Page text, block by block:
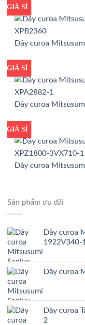
GIÁ TỐT
GIÁ SỈ
Dây curoa
GIÁ TỐT
GIÁ SỈ
Dây curoa
GIÁ TỐT
GIÁ SỈ
Dây curoa
Sản phẩm ưu đãi
Dây curoa
1922V340-
Dây curoa
Dây curoa
2